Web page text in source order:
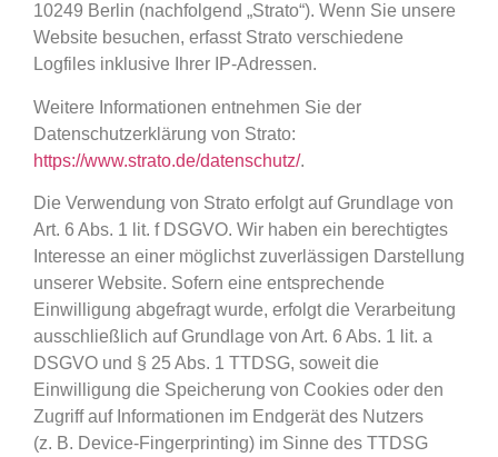
10249 Berlin (nachfolgend „Strato“). Wenn Sie unsere
Website besuchen, erfasst Strato verschiedene
Logfiles inklusive Ihrer IP-Adressen.
Weitere Informationen entnehmen Sie der
Datenschutzerklärung von Strato:
https://www.strato.de/datenschutz/.
Die Verwendung von Strato erfolgt auf Grundlage von
Art. 6 Abs. 1 lit. f DSGVO. Wir haben ein berechtigtes
Interesse an einer möglichst zuverlässigen Darstellung
unserer Website. Sofern eine entsprechende
Einwilligung abgefragt wurde, erfolgt die Verarbeitung
ausschließlich auf Grundlage von Art. 6 Abs. 1 lit. a
DSGVO und § 25 Abs. 1 TTDSG, soweit die
Einwilligung die Speicherung von Cookies oder den
Zugriff auf Informationen im Endgerät des Nutzers
(z. B. Device-Fingerprinting) im Sinne des TTDSG